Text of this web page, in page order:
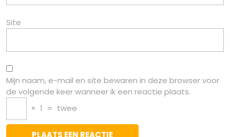
Site
Mijn naam, e-mail en site bewaren in deze browser voor
de volgende keer wanneer ik een reactie plaats.
× 1 = twee